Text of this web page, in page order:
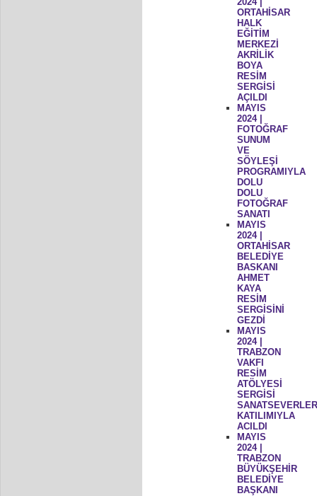
ORTAHİSAR
HALK
EĞİTİM
MERKEZİ
AKRİLİK
BOYA
RESİM
SERGİSİ
AÇILDI
MAYIS
2024 |
FOTOĞRAF
SUNUM
VE
SÖYLEŞİ
PROGRAMIYLA
DOLU
DOLU
FOTOĞRAF
SANATI
MAYIS
2024 |
ORTAHİSAR
BELEDİYE
BASKANI
AHMET
KAYA
RESİM
SERGİSİNİ
GEZDİ
MAYIS
2024 |
TRABZON
VAKFI
RESİM
ATÖLYESİ
SERGİSİ
KATILIMIYLA
ACILDI
MAYIS
2024 |
TRABZON
BÜYÜKŞEHİR
BELEDİYE
BAŞKANI